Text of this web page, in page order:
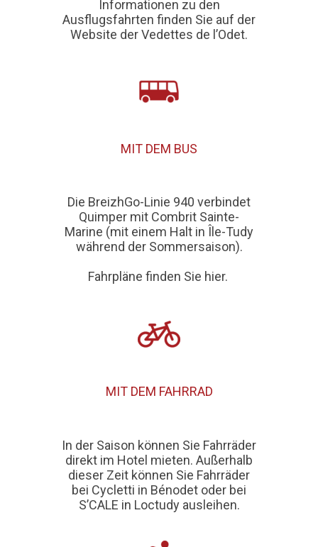
Informationen zu den
Ausflugsfahrten finden Sie auf der
Website derVedettes de l’Odet.
MIT DEM BUS
Die BreizhGo-Linie 940 verbindet
Quimper mit Combrit Sainte-
Marine (mit einem Halt in Île-Tudy
während der Sommersaison).
Fahrpläne finden Sie hier.
MIT DEM FAHRRAD
In der Saison können Sie Fahrräder
direkt im Hotel mieten. Außerhalb
dieser Zeit können Sie Fahrräder
bei Cycletti in Bénodet oder bei
S’CALE in Loctudyausleihen.